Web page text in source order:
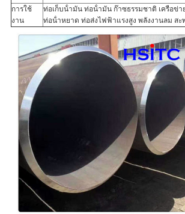
การใช้
งาน
ท่อเก็บน้ํามัน ท่อน้ํามัน ก๊าซธรรมชาติ เครือข่า
ท่อน้ําหยาด ท่อส่งไฟฟ้าแรงสูง พลังงานลม สะ